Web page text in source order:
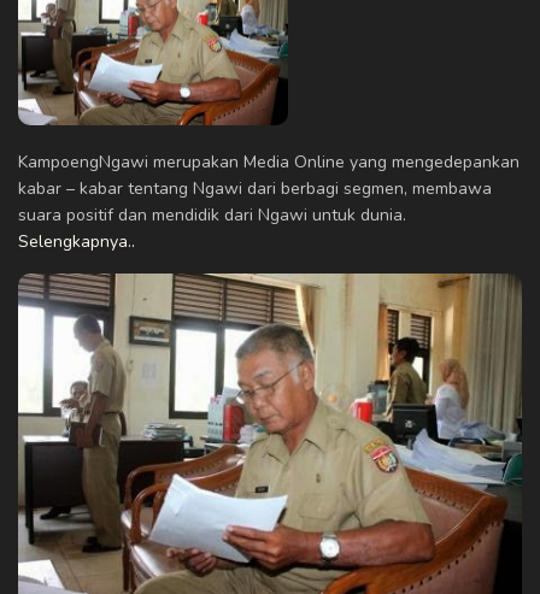
KampoengNgawi merupakan Media Online yang mengedepankan
kabar – kabar tentang Ngawi dari berbagi segmen, membawa
suara positif dan mendidik dari Ngawi untuk dunia.
Selengkapnya..